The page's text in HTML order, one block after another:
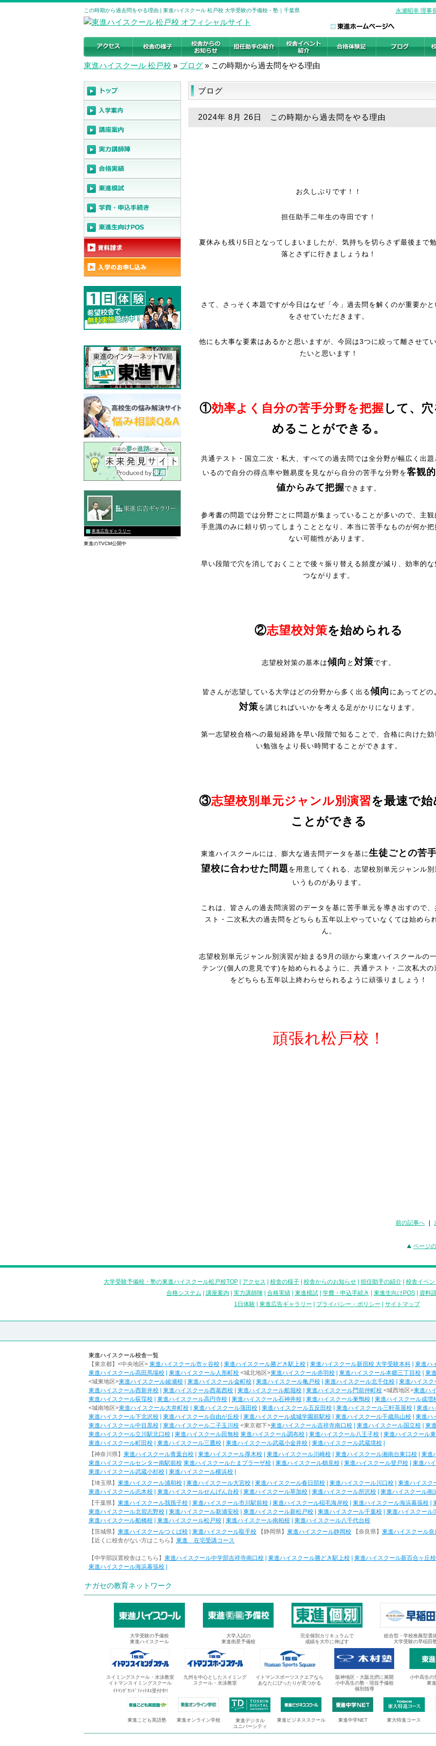
この時期から過去問をやる理由 | 東進ハイスクール 松戸校 大学受験の予備校・塾｜千葉県 永瀬昭幸 理事
東進ハイスクール 松戸校 » ブログ » この時期から過去問をやる理由
ブログ
2024年 8月 26日 この時期から過去問をやる理由
お久しぶりです！！
担任助手二年生の寺田です！
夏休みも残り5日となってしまいましたが、気持ちを切らさず最後まで
落とさずに行きましょうね！
さて、さっそく本題ですが今日はなぜ「今」過去問を解くのが重要かと
をさせていただきます。
他にも大事な要素はあるかと思いますが、今回は3つに絞って離させて
たいと思います！
①効率よく自分の苦手分野を把握 して、
めることができる。
共通テスト・国立二次・私大、すべての過去問では全分野が幅広く出題
いるので自分の得点率や難易度を見ながら自分の苦手な分野を客観
値からみて把握できます。
参考書の問題では分野ごとに問題が集まっていることが多いので、主観
手意識のみに頼り切ってしまうこととなり、本当に苦手なものが何か把
ない可能性があります。
早い段階で穴を消しておくことで後々振り替える頻度が減り、効率的な
つながります。
②志望校対策を始められる
志望校対策の基本は傾向 と 対策です。
皆さんが志望している大学はどの分野から多く出る傾向 にあってどの
対策を講じればいいかを考える足がかりになります。
第一志望校合格への最短経路を早い段階で知ることで、合格に向けた効
い勉強をより長い時間することができます。
③志望校別単元ジャンル別演習を最速で始
ことができる
東進ハイスクールには、膨大な過去問データを基に生徒ごとの苦
望校に合わせた問題を用意してくれる、志望校別単元ジャンル別
いうものがあります。
これは、皆さんの過去問演習のデータを基に苦手単元を導き出すので、
スト・二次私大の過去問をどちらも五年以上やっていなくては始めら
ん。
志望校別単元ジャンル別演習が始まる9月の頭から東進ハイスクールの
テンツ(個人の意見です)を始められるように、共通テスト・二次私大の
をどちらも五年以上終わらせられるように頑張りましょう！
頑張れ松戸校！
前の記事へ
ページ
東進広告ギャラリー
東進のTVCM公開中
大学受験予備校・塾の東進ハイスクール松戸校TOP アクセス 校舎の様子 校舎からのお知らせ 担任助手の紹介 校舎イベ
合格システム
講座案内 実力講師陣| 合格実績| 東進模試| 学費・申込手続き 東進生向けPOS| 資料
1日体験
東進広告ギャラリー プライバシー・ポリシー サイトマップ
東進ハイスクール校舎一覧
【東京都】<中央地区> 東進ハイスクール市ヶ谷校 東進ハイスクール勝どき駅上校 東進ハイスクール新宿校 大学受験本科 東進ハ
東進ハイスクール高田馬場校
東進ハイスクール人形町校 <城北地区>東進ハイスクール赤羽校 東進ハイスクール本郷三丁目校
東
<城東地区>東進ハイスクール綾瀬校 東進ハイスクール金町校 東進ハイスクール亀戸校 東進ハイスクール北千住校 東進ハイスク
東進ハイスクール西新井校
東進ハイスクール西葛西校 東進ハイスクール船堀校 東進ハイスクール門前仲町校 <城西地区>東進ハ
東進ハイスクール荻窪校
東進ハイスクール高円寺校 東進ハイスクール石神井校 東進ハイスクール巣鴨校 東進ハイスクール成増
<城南地区>東進ハイスクール大井町校 東進ハイスクール蒲田校 東進ハイスクール五反田校 東進ハイスクール三軒茶屋校 東進ハ
東進ハイスクール下北沢校
東進ハイスクール自由が丘校 東進ハイスクール成城学園前駅校 東進ハイスクール千歳烏山校
東進ハ
東進ハイスクール中目黒校
東進ハイスクール二子玉川校 <東京都下>東進ハイスクール吉祥寺南口校 東進ハイスクール国立校 東
東進ハイスクール立川駅北口校
東進ハイスクール田無校 東進ハイスクール調布校 東進ハイスクール八王子校 東進ハイスクール
東進ハイスクール町田校
東進ハイスクール三鷹校 東進ハイスクール武蔵小金井校 東進ハイスクール武蔵境校
【神奈川県】 東進ハイスクール青葉台校 東進ハイスクール厚木校 東進ハイスクール川崎校 東進ハイスクール湘南台東口校 東進
東進ハイスクールセンター南駅前校 東進ハイスクールたまプラーザ校 東進ハイスクール鶴見校 東進ハイスクール登戸校 東進ハ
東進ハイスクール武蔵小杉校
東進ハイスクール横浜校
【埼玉県】 東進ハイスクール浦和校 東進ハイスクール大宮校 東進ハイスクール春日部校 東進ハイスクール川口校 東進ハイスク
東進ハイスクール志木校
東進ハイスクールせんげん台校 東進ハイスクール草加校 東進ハイスクール所沢校 東進ハイスクール南
【千葉県】 東進ハイスクール我孫子校 東進ハイスクール市川駅前校 東進ハイスクール稲毛海岸校 東進ハイスクール海浜幕張校
東進ハイスクール北習志野校
東進ハイスクール新浦安校 東進ハイスクール新松戸校 東進ハイスクール千葉校 東進ハイスクール
東進ハイスクール船橋校
東進ハイスクール松戸校 東進ハイスクール南柏校
東進ハイスクール八千代台校
【茨城県】 東進ハイスクールつくば校 東進ハイスクール取手校 【静岡県】 東進ハイスクール静岡校 【奈良県】 東進ハイスクール奈
【近くに校舎がない方はこちら】 東進 在宅受講コース
【中学部設置校舎はこちら】 東進ハイスクール中学部吉祥寺南口校 東進ハイスクール勝どき駅上校 東進ハイスクール新百合ヶ丘校
東進ハイスクール海浜幕張校
ナガセの教育ネットワーク
大学受験の予備校
東進ハイスクール
大学入試の
東進衛星予備校
完全個別カリキュラムで
成績を大巾に伸ばす
総合型・学校推薦型選
大学受験の早稲田
スイミングスクール・水泳教室
イトマンスイミングスクール
ｲﾄﾏﾝｸﾞﾗﾝﾄﾞﾌｨｯﾄﾈｽ受付中!
九州を中心としたスイミング
スクール・水泳教室
イトマンスポーツスクエアなら
あなたにぴったりが見つかる
阪神地区・大阪北摂に展開
小中高生の塾・現役予備校
個別指導
小中高生の
東
東進こども英語塾 東進オンライン学校
東進デジタル
ユニバーシティ
東進ビジネススクール 東進中学NET 東大特進コース